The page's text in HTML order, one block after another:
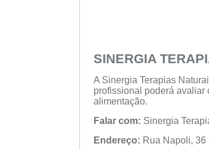
SINERGIA
A Sinergia Terapias
profissional poderá avaliar
alimentação.
Falar com: Sinergia
Endereço: Rua Napoli, 36